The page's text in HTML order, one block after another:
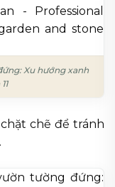
Xu hướng xanh
chẽ để tránh